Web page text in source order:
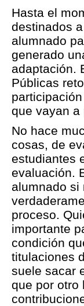
Hasta el
destinados
alumnado
generado
adaptación.
Públicas
que vayan a
No hace
cosas, de
estudiantes
evaluación.
alumnado si
proceso.
importante
condición
titulaciones
suele sacar
que por otro